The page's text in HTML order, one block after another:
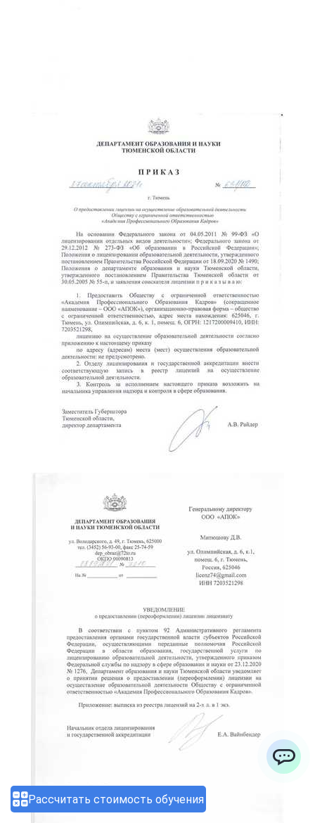
Рассчитать стоимость обучения
ChatApp
Мессенджеры
Свяжитесь с нами через любой удобный мессенджер!
Telegram WhatsApp
Vkontakte EMail
Max